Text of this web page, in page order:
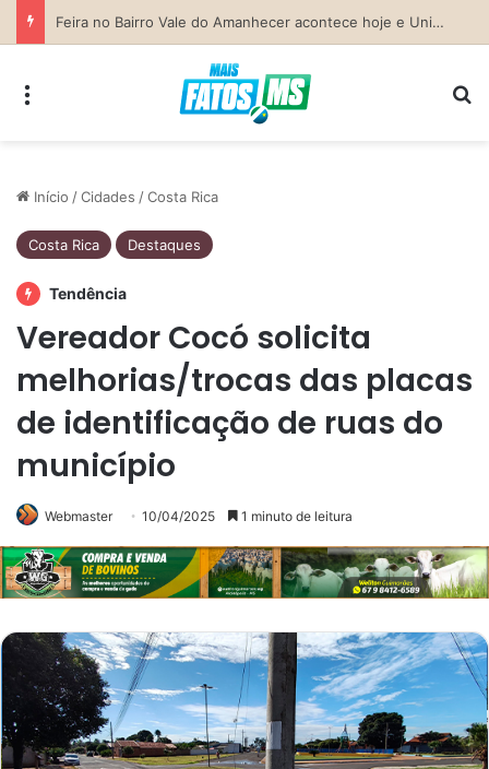
Previsão do Tempo para Costa Rica nesta sexta-feira (7)
Início /Cidades /Costa Rica
Costa Rica Destaques
Tendência
Vereador Cocó solicita
melhorias/trocas das placas
de identificação de ruas do
município
Webmaster 10/04/2025 1 minuto de leitura